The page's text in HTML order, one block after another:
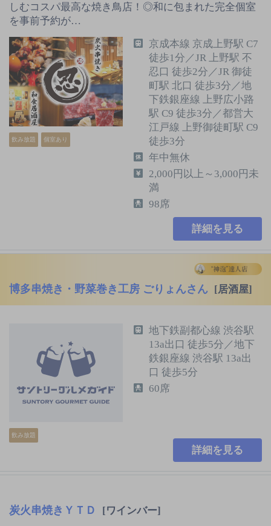
しむコスパ最高な焼き鳥店！◎和に包まれた完全個室
を事前予約が…
飲み放題 個室あり
京成本線 京成上野駅 C7
徒歩1分／JR 上野駅 不
忍口 徒歩2分／JR 御徒
町駅 北口 徒歩3分／地
下鉄銀座線 上野広小路
駅 C9 徒歩3分／都営大
江戸線 上野御徒町駅 C9
徒歩3分
年中無休
2,000円以上～3,000円未
満
98席
詳細を見る
博多串焼き・野菜巻き工房 ごりょんさん [居酒屋]
飲み放題
地下鉄副都心線 渋谷駅
13a出口 徒歩5分／地下
鉄銀座線 渋谷駅 13a出
口 徒歩5分
60席
詳細を見る
炭火串焼きＹＴＤ [ワインバー]